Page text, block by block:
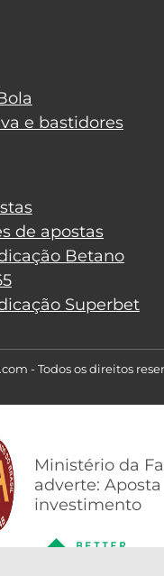
e bastidores
de apostas
Betano
Superbet
- Todos os direitos
Ministério da
adverte:
investimento